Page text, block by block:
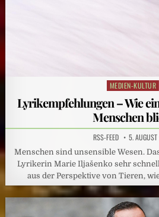
Posted
MEDIEN-KULTUR
Lyrikempfehlungen – Wie
Menschen
RSS-FEED 5.
Menschen sind unsensible Wesen.
Lyrikerin Marie Iljašenko sehr
aus der Perspektive von Tieren,